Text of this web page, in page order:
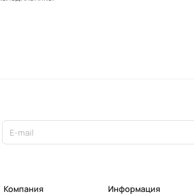
Компания Информация